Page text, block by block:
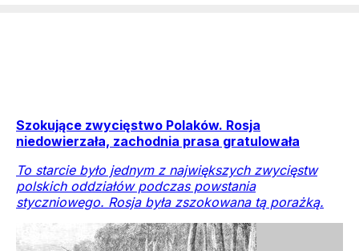
Szokujące zwycięstwo Polaków. Rosja
niedowierzała, zachodnia prasa gratulowała
To starcie było jednym z największych zwycięstw
polskich oddziałów podczas powstania
styczniowego. Rosja była zszokowana tą porażką.